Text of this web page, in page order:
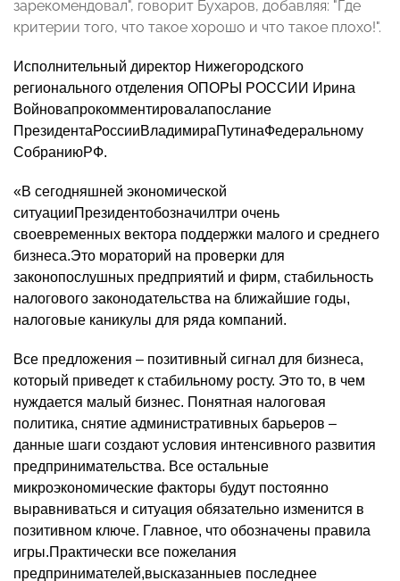
зарекомендовал", говорит Бухаров, добавляя: "Где
критерии того, что такое хорошо и что такое плохо!".
Исполнительный директор Нижегородского
регионального отделения ОПОРЫ РОССИИ Ирина
Войновапрокомментировалапослание
ПрезидентаРоссииВладимираПутинаФедеральному
СобраниюРФ.
«В сегодняшней экономической
ситуацииПрезидентобозначилтри очень
своевременных вектора поддержки малого и среднего
бизнеса.Это мораторий на проверки для
законопослушных предприятий и фирм, стабильность
налогового законодательства на ближайшие годы,
налоговые каникулы для ряда компаний.
Все предложения – позитивный сигнал для бизнеса,
который приведет к стабильному росту. Это то, в чем
нуждается малый бизнес. Понятная налоговая
политика, снятие административных барьеров –
данные шаги создают условия интенсивного развития
предпринимательства. Все остальные
микроэкономические факторы будут постоянно
выравниваться и ситуация обязательно изменится в
позитивном ключе. Главное, что обозначены правила
игры.Практически все пожелания
предпринимателей,высказанныев последнее